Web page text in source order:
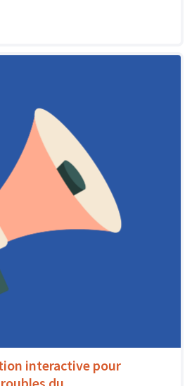
interactive pour